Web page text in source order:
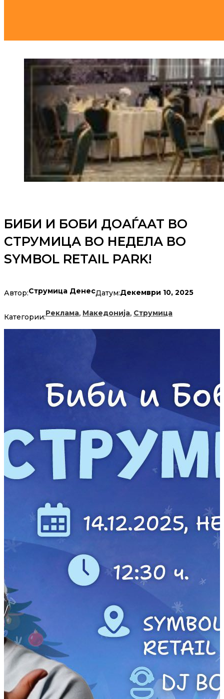
БИБИ И БОБИ ДОАЃААТ ВО
СТРУМИЦА ВО НЕДЕЛА ВО
SYMBOL RETAIL PARK!
Автор:Струмица ДенесДатум:Декември 10, 2025
Категории:Реклама, Македонија, Струмица